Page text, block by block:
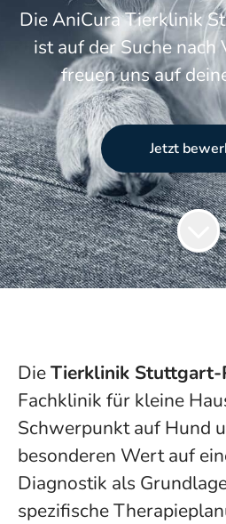
Die AniCura Tierklinik
ist auf der Suche
freuen uns auf
Jetzt
DieTierklinik Stuttgart-
Fachklinik für kleine
Schwerpunkt auf Hund
besonderen Wert auf
Diagnostik als
spezifische